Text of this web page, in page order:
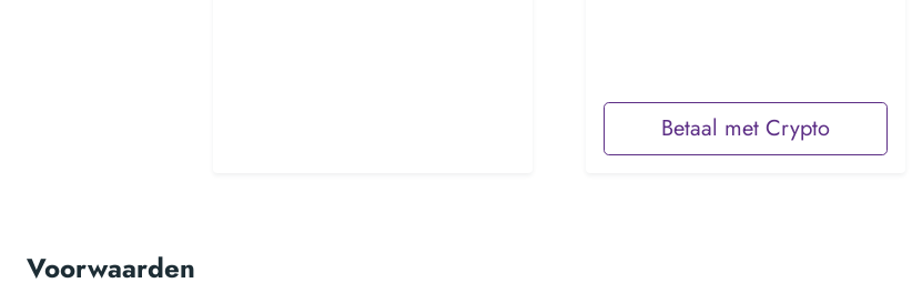
Betaal met Crypto
Voorwaarden